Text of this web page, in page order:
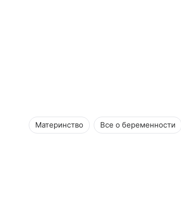
Материнство Все о беременности